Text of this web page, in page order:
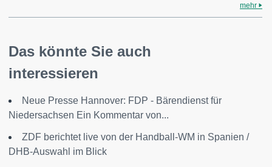
mehr
Das könnte Sie auch
interessieren
Neue Presse Hannover: FDP - Bärendienst für
Niedersachsen Ein Kommentar von...
ZDF berichtet live von der Handball-WM in Spanien /
DHB-Auswahl im Blick